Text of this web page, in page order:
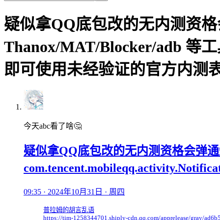
疑似拿QQ底包改的无内测资
Thanox/MAT/Blocker/adb 等
即可使用未经验证的官方内测
今天abc看了啥🤔
疑似拿QQ底包改的无内测资格会弹
09:35 · 2024年10月31日 · 周四
普拉姆的胡言乱语
https://tim-1258344701.shiply-cdn.qq.com/apprelease/gray/